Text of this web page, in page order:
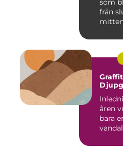
som
från
mitten
åren
bara